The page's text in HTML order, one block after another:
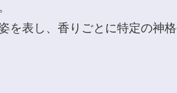
を表し、香りごとに特定の神